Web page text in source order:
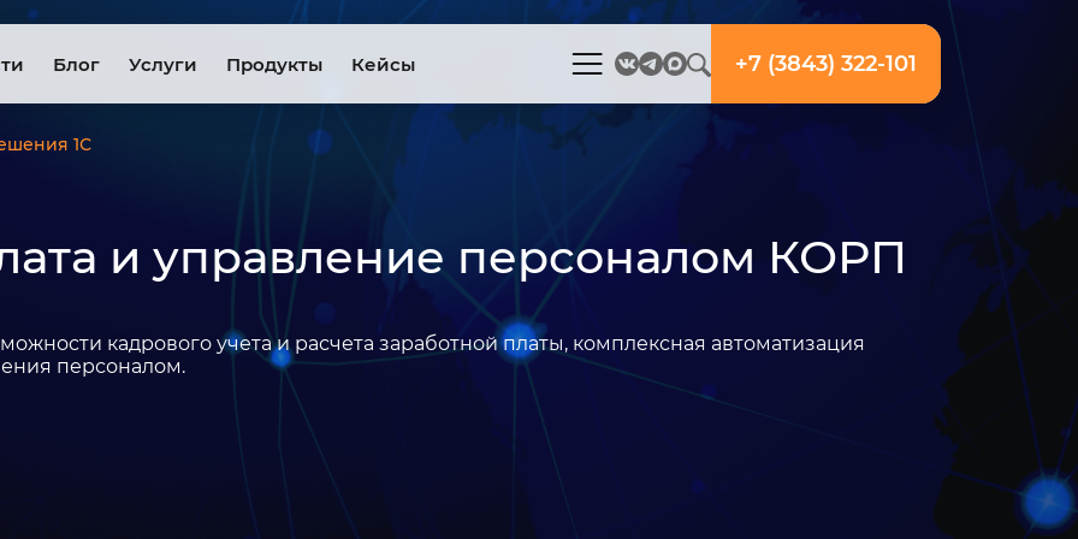
Блог Услуги Продукты Кейсы +7 (3843) 322-101
1С
и управление персоналом КОРП
кадрового учета и расчета заработной платы, комплексная автоматизация
персоналом.